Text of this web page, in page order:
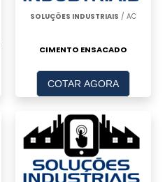
SOLUÇÕES INDUSTRIAIS / AC
CIMENTO ENSACADO
COTAR AGORA